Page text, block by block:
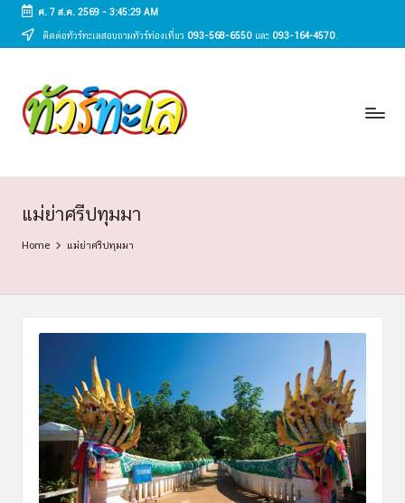
Skip
content
ศ. 7 ส.ค. 2569- 3:45:30 AM
ติดต่อทัวร์ทะเลสอบถามทัวร์ท่องเที่ยว 093-568-6550และ 093-164-4570.
ทั
ว
ท
ะ
เ
ทัวร์
ทะเล
ราคา
แพ็ก
จ
ทะเล
แม่ย่าศรีปทุมมา
Home แม่ย่าศรีปทุมมา